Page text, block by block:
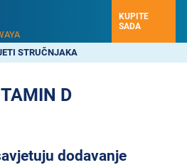
KUPITE
SADA
STRUČNJAKA
D
dodavanje